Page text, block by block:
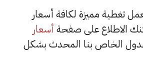
في مصر 365 بعمل تغطية مميزة لكافة أسعار
الاطلاع على صفحة أسعار
الخاص بنا المحدث بشكل